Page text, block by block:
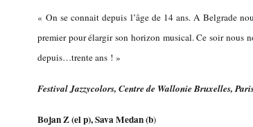
« On se connait depuis l’âge de 14 ans. A Belgrade
premier pour élargir son horizon musical. Ce soir nous
depuis…trente ans ! »
Festival Jazzycolors, Centre de Wallonie Bruxelles,
Bojan Z (el p), Sava Medan (b)